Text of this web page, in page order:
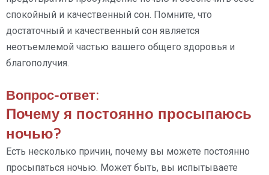
спокойный и качественный сон. Помните, что
достаточный и качественный сон является
неотъемлемой частью вашего общего здоровья и
благополучия.
Вопрос-ответ:
Почему я постоянно просыпаюсь
ночью?
Есть несколько причин, почему вы можете постоянно
просыпаться ночью. Может быть, вы испытываете